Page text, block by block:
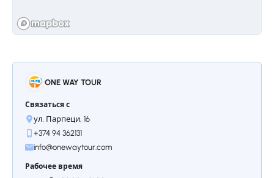
Следующая точка– базальтовый орган
естественной огранки с удивительной
симметрией — настоящее чудо природы, а
также часть всемирного наследия ЮНЕСКО.
По сути, шестиугольные камни,
протянутые один за другим через каньон,
похожи на орган, отсюда и название
«Симфония камней».
ONE WAY TOUR
Связаться с
ул. Парпеци, 16
+374 94 362131
info@onewaytour.com
Рабочее время